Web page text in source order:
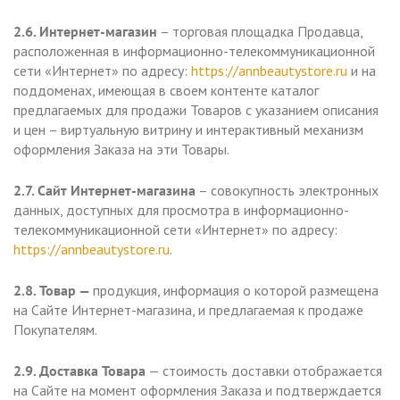
2.6. Интернет-магазин – торговая площадка Продавца,
расположенная в информационно-телекоммуникационной
сети «Интернет» по адресу: https://annbeautystore.ru и на
поддоменах, имеющая в своем контенте каталог
предлагаемых для продажи Товаров с указанием описания
и цен – виртуальную витрину и интерактивный механизм
оформления Заказа на эти Товары.
2.7. Сайт Интернет-магазина – совокупность электронных
данных, доступных для просмотра в информационно-
телекоммуникационной сети «Интернет» по адресу:
https://annbeautystore.ru.
2.8. Товар — продукция, информация о которой размещена
на Сайте Интернет-магазина, и предлагаемая к продаже
Покупателям.
2.9. Доставка Товара — стоимость доставки отображается
на Сайте на момент оформления Заказа и подтверждается